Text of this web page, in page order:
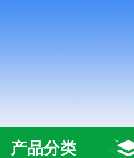
产品分类